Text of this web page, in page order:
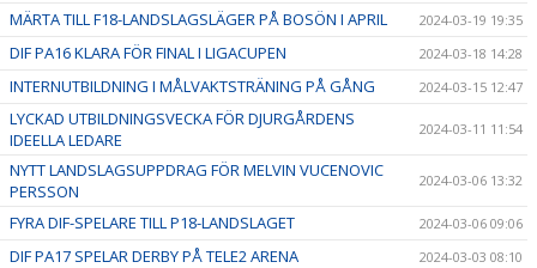
MÄRTA TILL F18-LANDSLAGSLÄGER PÅ BOSÖN I APRIL 2024-03-19 19:35
DIF PA16 KLARA FÖR FINAL I LIGACUPEN 2024-03-18 14:28
INTERNUTBILDNING I MÅLVAKTSTRÄNING PÅ GÅNG 2024-03-15 12:47
LYCKAD UTBILDNINGSVECKA FÖR DJURGÅRDENS
IDEELLA LEDARE
2024-03-11 11:54
NYTT LANDSLAGSUPPDRAG FÖR MELVIN VUCENOVIC
PERSSON
2024-03-06 13:32
FYRA DIF-SPELARE TILL P18-LANDSLAGET 2024-03-06 09:06
DIF PA17 SPELAR DERBY PÅ TELE2 ARENA 2024-03-03 08:10